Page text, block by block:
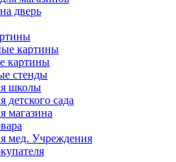
дверь
картины
картины
стенды
школы
детского сада
магазина
мед. Учреждения